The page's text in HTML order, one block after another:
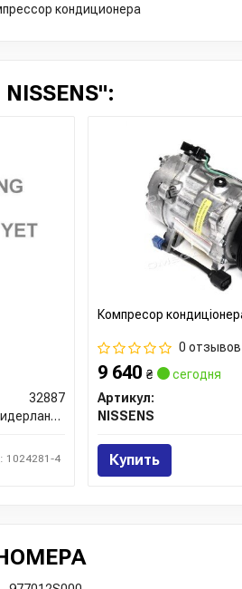
кондиционера
32887
1024281-4
Компресор
0 отзывов
9 640 ₴
сегодня
Артикул:
NISSENS
Купить